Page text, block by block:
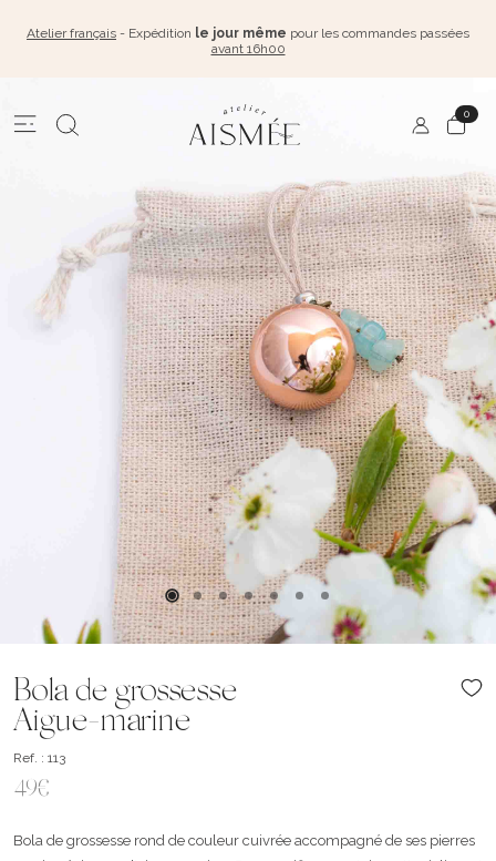
Atelier français - Expédition le jour même pour les commandes passées
avant 16h00
0
Bola de grossesse
Aigue-marine
Ref. : 113
49€
Bola de grossesse rond de couleur cuivrée accompagné de ses pierres